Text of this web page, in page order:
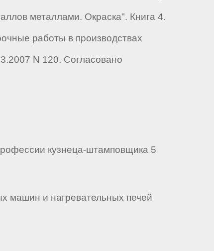
металлами. Окраска". Книга 4.
работы в производствах
N 120. Согласовано
кузнеца-штамповщика 5
машин и нагревательных печей